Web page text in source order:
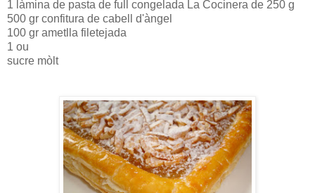
1 làmina de pasta de full congelada La Cocinera de 250 g
500 gr confitura de cabell d'àngel
100 gr ametlla filetejada
1 ou
sucre mòlt